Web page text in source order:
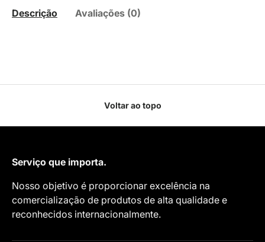
Descrição Avaliações (0)
Voltar ao topo
Serviço que importa.
Nosso objetivo é proporcionar excelência na
comercialização de produtos de alta qualidade e
reconhecidos internacionalmente.